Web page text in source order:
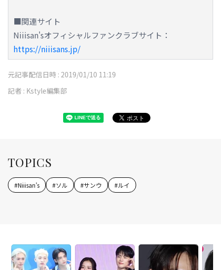
■関連サイト
Niiisan'sオフィシャルファンクラブサイト：
https://niiisans.jp/
元記事配信日時 : 2019/01/10 11:19
記者 : Kstyle編集部
TOPICS
#Niiisan’s #ソル #サンウ #ルイ